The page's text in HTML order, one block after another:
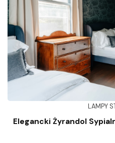
LAMPY
Elegancki Żyrandol